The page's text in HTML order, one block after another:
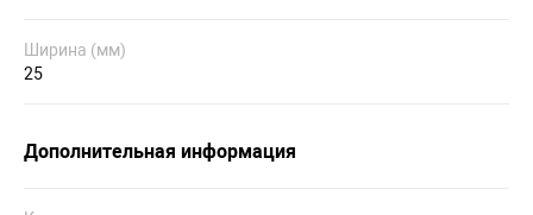
Ширина (мм)
25
Дополнительная информация